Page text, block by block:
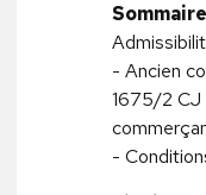
Sommaire
- Ancien
1675/2 CJ
-